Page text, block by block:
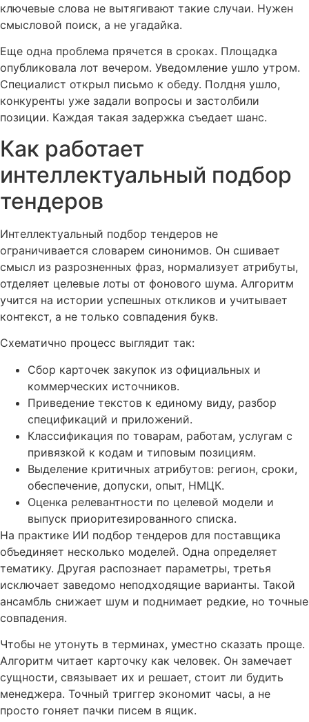
ключевые слова не вытягивают такие случаи. Нужен
смысловой поиск, а не угадайка.
Еще одна проблема прячется в сроках. Площадка
опубликовала лот вечером. Уведомление ушло утром.
Специалист открыл письмо к обеду. Полдня ушло,
конкуренты уже задали вопросы и застолбили
позиции. Каждая такая задержка съедает шанс.
Как работает
интеллектуальный подбор
тендеров
Интеллектуальный подбор тендеров не
ограничивается словарем синонимов. Он сшивает
смысл из разрозненных фраз, нормализует атрибуты,
отделяет целевые лоты от фонового шума. Алгоритм
учится на истории успешных откликов и учитывает
контекст, а не только совпадения букв.
Схематично процесс выглядит так:
Сбор карточек закупок из официальных и
коммерческих источников.
Приведение текстов к единому виду, разбор
спецификаций и приложений.
Классификация по товарам, работам, услугам с
привязкой к кодам и типовым позициям.
Выделение критичных атрибутов: регион, сроки,
обеспечение, допуски, опыт, НМЦК.
Оценка релевантности по целевой модели и
выпуск приоритезированного списка.
На практике ИИ подбор тендеров для поставщика
объединяет несколько моделей. Одна определяет
тематику. Другая распознает параметры, третья
исключает заведомо неподходящие варианты. Такой
ансамбль снижает шум и поднимает редкие, но точные
совпадения.
Чтобы не утонуть в терминах, уместно сказать проще.
Алгоритм читает карточку как человек. Он замечает
сущности, связывает их и решает, стоит ли будить
менеджера. Точный триггер экономит часы, а не
просто гоняет пачки писем в ящик.